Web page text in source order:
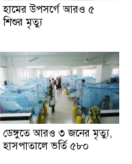
হামের উপসর্গে আরও ৫
শিশুর মৃত্যু
ডেঙ্গুতে আরও ৩ জনের মৃত্যু,
হাসপাতালে ভর্তি ৫৮০